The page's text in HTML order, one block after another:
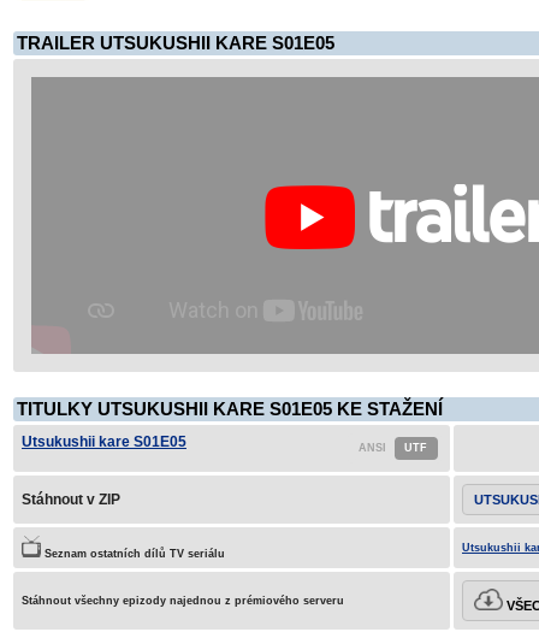
TRAILER UTSUKUSHII KARE S01E05
TITULKY UTSUKUSHII KARE S01E05 KE STAŽENÍ
Utsukushii kare S01E05
Stáhnout v ZIP
Seznam ostatních dílů TV seriálu Utsukushii
Stáhnout všechny epizody najednou z prémiového serveru